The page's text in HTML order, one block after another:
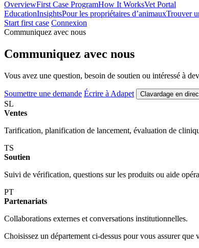
OverviewFirst Case ProgramHow It WorksVet Portal
EducationInsightsPour les propriétaires d’animauxTrouver
Start first case Connexion
Communiquez avec nous
Communiquez avec nous
Vous avez une question, besoin de soutien ou intéressé à
Soumettre une demande Écrire à Adapet Clavardage en
SL
Ventes
Tarification, planification de lancement, évaluation de
TS
Soutien
Suivi de vérification, questions sur les produits ou aide
PT
Partenariats
Collaborations externes et conversations institutionnelles.
Choisissez un département ci-dessus pour vous assurer que